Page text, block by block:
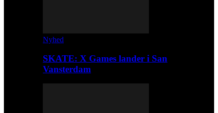
Nyhed
SKATE: X Games lander i San
Vansterdam